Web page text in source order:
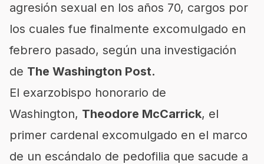
agresión sexual en los años 70, cargos por
los cuales fue finalmente excomulgado en
febrero pasado, según una investigación
de The Washington Post.
El exarzobispo honorario de
Washington, Theodore McCarrick, el
primer cardenal excomulgado en el marco
de un escándalo de pedofilia que sacude a